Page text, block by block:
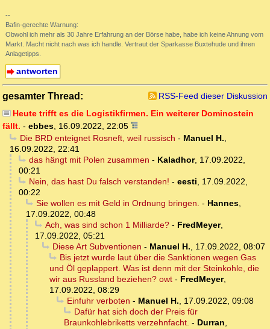
--
Bafin-gerechte Warnung:
Obwohl ich mehr als 30 Jahre Erfahrung an der Börse habe, habe ich keine Ahnung vom
Markt. Macht nicht nach was ich handle. Vertraut der Sparkasse Buxtehude und ihren
Anlagetipps.
antworten
gesamter Thread:
RSS-Feed dieser Diskussion
Heute trifft es die Logistikfirmen. Ein weiterer Dominostein
fällt. - ebbes 16.09.2022, 22:05
Die BRD enteignet Rosneft, weil russisch - Manuel H.
16.09.2022, 22:41
das hängt mit Polen zusammen - Kaladhor, 17.09.2022,
00:21
Nein, das hast Du falsch verstanden! - eesti
17.09.2022,
00:22
Sie wollen es mit Geld in Ordnung bringen. - Hannes,
17.09.2022, 00:48
Ach, was sind schon 1 Milliarde?- FredMeyer,
17.09.2022, 05:21
Diese Art Subventionen - Manuel H.
17.09.2022, 08:07
Bis jetzt wurde laut über die Sanktionen wegen Gas
und Öl geplappert. Was ist denn mit der Steinkohle, die
wir aus Russland beziehen? owt - FredMeyer,
17.09.2022, 08:29
Einfuhr verboten - Manuel H.
17.09.2022, 09:08
Dafür hat sich doch der Preis für
Braunkohlebriketts verzehnfacht. - Durran